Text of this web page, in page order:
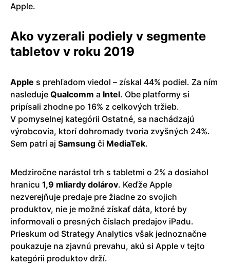
Apple.
Ako vyzerali podiely v segmente
tabletov v roku 2019
Apple s prehľadom viedol – získal 44% podiel. Za ním
nasleduje Qualcomm a Intel. Obe platformy si
pripísali zhodne po 16% z celkových tržieb.
V pomyselnej kategórii Ostatné, sa nachádzajú
výrobcovia, ktorí dohromady tvoria zvyšných 24%.
Sem patrí aj Samsung či MediaTek.
Medziročne narástol trh s tabletmi o 2% a dosiahol
hranicu 1,9 mliardy dolárov. Keďže Apple
nezverejňuje predaje pre žiadne zo svojich
produktov, nie je možné získať dáta, ktoré by
informovali o presných číslach predajov iPadu.
Prieskum od Strategy Analytics však jednoznačne
poukazuje na zjavnú prevahu, akú si Apple v tejto
kategórii produktov drží.